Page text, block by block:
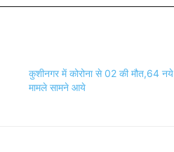
कुशीनगर में कोरोना से 02 की मौत,64 नये
मामले सामने आये